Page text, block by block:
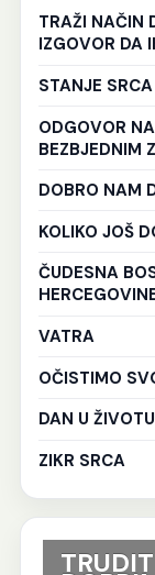
TRAŽI NAČIN
IZGOVOR DA
STANJE SRCA
ODGOVOR
BEZBJEDNIM
DOBRO NAM
KOLIKO JOŠ
ČUDESNA
VATRA
OČISTIMO
DAN U
ZIKR SRCA